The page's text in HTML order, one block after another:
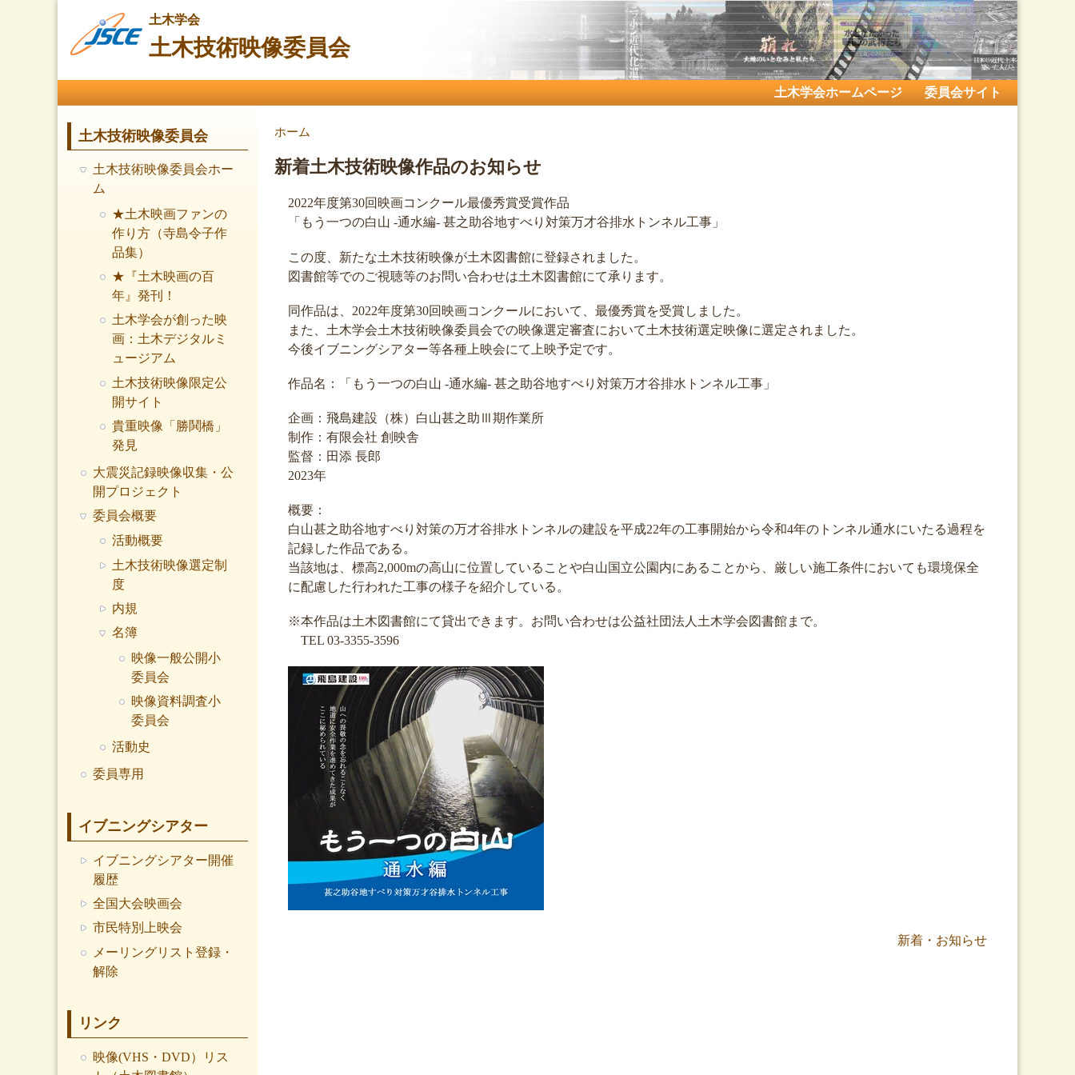
に
動
土木学会
土木技術映像委員会
メインメニュー 土木学会ホームページ 委員会サイト
土木技術映像委員会
土木技術映像委員会ホー
ム
★土木映画ファンの
作り方（寺島令子作
品集）
★『土木映画の百
年』発刊！
土木学会が創った映
画：土木デジタルミ
ュージアム
土木技術映像限定公
開サイト
貴重映像「勝鬨橋」
発見
大震災記録映像収集・公
開プロジェクト
委員会概要
活動概要
土木技術映像選定制
度
内規
名簿
映像一般公開小
委員会
映像資料調査小
委員会
活動史
委員専用
イブニングシアター
イブニングシアター開催
履歴
全国大会映画会
市民特別上映会
メーリングリスト登録・
解除
リンク
映像(VHS・DVD）リス
現在地
ホーム
新着土木技術映像作品のお知らせ
2022年度第30回映画コンクール最優秀賞受賞作品
「もう一つの白山 -通水編- 甚之助谷地すべり対策万才谷排水トンネル工事」
この度、新たな土木技術映像が土木図書館に登録されました。
図書館等でのご視聴等のお問い合わせは土木図書館にて承ります。
同作品は、2022年度第30回映画コンクールにおいて、最優秀賞を受賞しました。
また、土木学会土木技術映像委員会での映像選定審査において土木技術選定映像に選定されました。
今後イブニングシアター等各種上映会にて上映予定です。
作品名：「もう一つの白山 -通水編- 甚之助谷地すべり対策万才谷排水トンネル工事」
企画：飛島建設（株）白山甚之助Ⅲ期作業所
制作：有限会社 創映舎
監督：田添 長郎
2023年
概要：
白山甚之助谷地すべり対策の万才谷排水トンネルの建設を平成22年の工事開始から令和4年のトンネル通水にいたる過程を
記録した作品である。
当該地は、標高2,000mの高山に位置していることや白山国立公園内にあることから、厳しい施工条件においても環境保全
に配慮した行われた工事の様子を紹介している。
※本作品は土木図書館にて貸出できます。お問い合わせは公益社団法人土木学会図書館まで。
TEL 03-3355-3596
新着・お知らせ